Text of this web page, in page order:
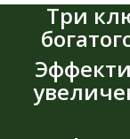
Три